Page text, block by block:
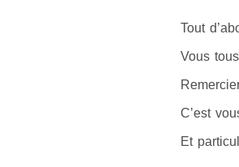
Tout
Vous
C’est
Et